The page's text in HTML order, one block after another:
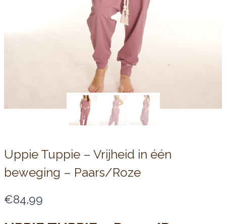
Uppie Tuppie – Vrijheid in één
beweging – Paars/Roze
€84,99